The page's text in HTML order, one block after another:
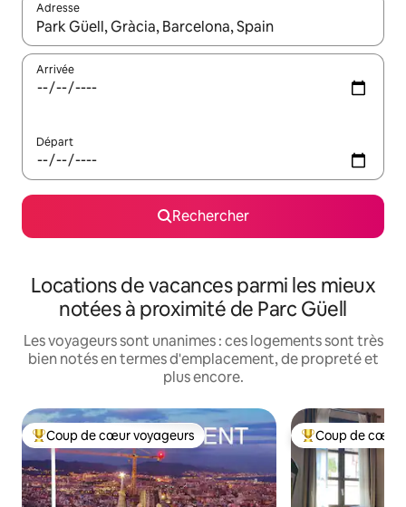
Adresse
Lorsque les résultats s'affichent, utilisez les flèches vers le
Arrivée
Départ
Rechercher
Locations de vacances parmi les mieux
notées à proximité de Parc Güell
Les voyageurs sont unanimes : ces logements sont très
bien notés en termes d'emplacement, de propreté et
plus encore.
Coups de cœur voyageurs les plus appréciés
Coup de cœur voyageurs Coups de cœur
Coup de cœur